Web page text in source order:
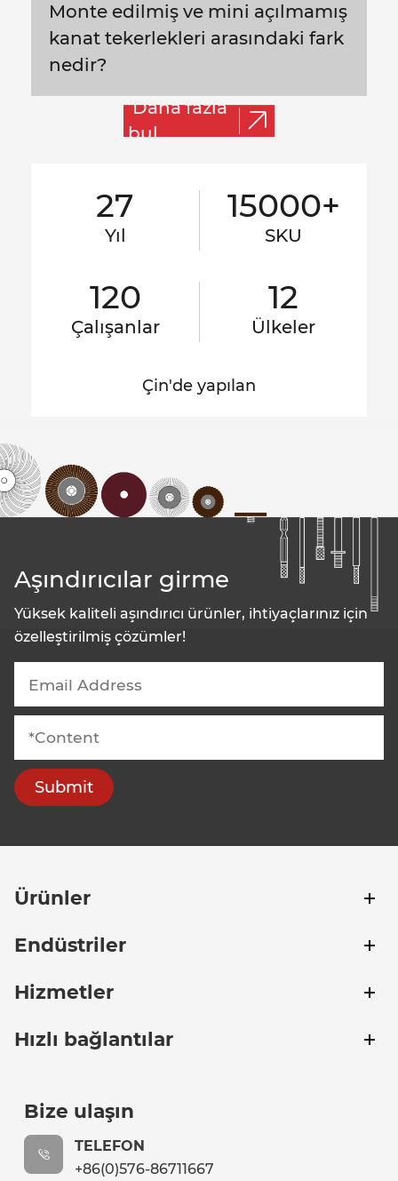
27
Yıl
15000+
SKU
120
Çalışanlar
12
Ülkeler
Çin'de yapılan
Monte edilmiş ve mini açılmamış
kanat tekerlekleri arasındaki fark
nedir?
Daha fazla
bul
Aşındırıcılar girme
Yüksek kaliteli aşındırıcı ürünler, ihtiyaçlarınız için
özelleştirilmiş çözümler!
Submit
Ürünler
Endüstriler
Hizmetler
Hızlı bağlantılar
Bize ulaşın
TELEFON
+86(0)576-86711667